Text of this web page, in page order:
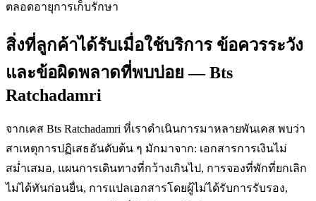
ตลอดอายุการเก็บรักษา
สิ่งที่ลูกค้าได้รับเมื่อใช้บริการ ข้อควรระวัง
และข้อผิดพลาดที่พบบ่อย — Bts
Ratchadamri
จากเคส Bts Ratchadamri ที่เราดำเนินการมาหลายพันเคส พบว่า
สาเหตุการปฏิเสธอันดับต้น ๆ มักมาจาก: เอกสารการเงินไม่
สม่ำเสมอ, แผนการเดินทางที่กว้างเกินไป, การจองที่พักที่ยกเลิก
ไม่ได้ทันก่อนยื่น, การแปลเอกสารโดยผู้ไม่ได้รับการรับรอง,